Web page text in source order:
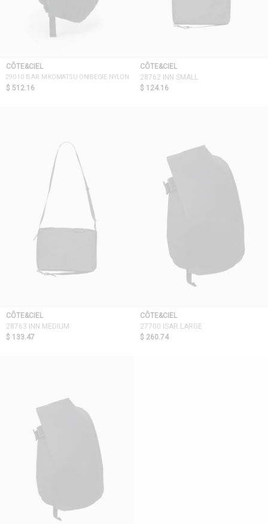
CÔTE&CIEL
29010 ISAR M KOMATSU ONIBEGIE NYLON
$ 512.16
CÔTE&CIEL
28762 INN SMALL
$ 124.16
CÔTE&CIEL
28763 INN MEDIUM
$ 133.47
CÔTE&CIEL
27700 ISAR LARGE
$ 260.74